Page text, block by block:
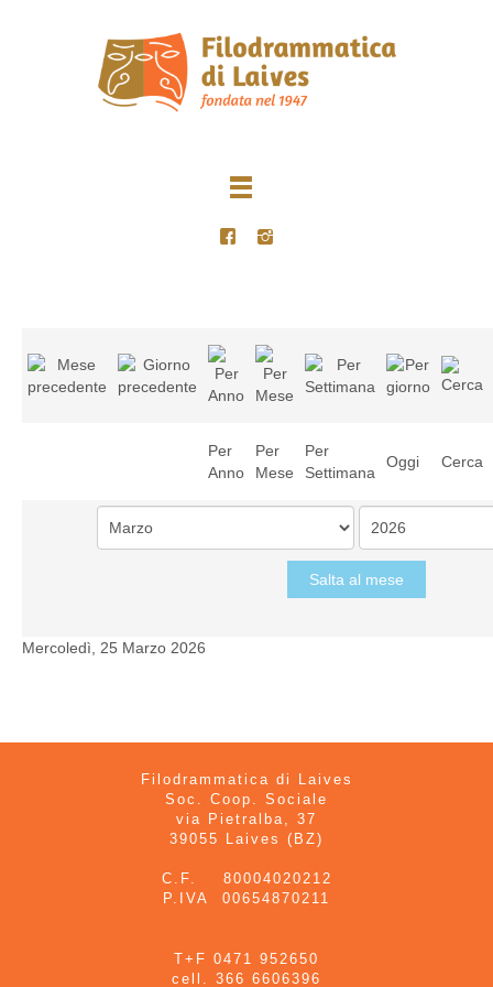
Per
Anno
Per
Mese
Per
Settimana
Oggi Cerca
Salta al mese
Mercoledì, 25 Marzo 2026
Filodrammatica di Laives
Soc. Coop. Sociale
via Pietralba, 37
39055 Laives (BZ)
C.F. 80004020212
P.IVA 00654870211
T+F 0471 952650
cell. 366 6606396